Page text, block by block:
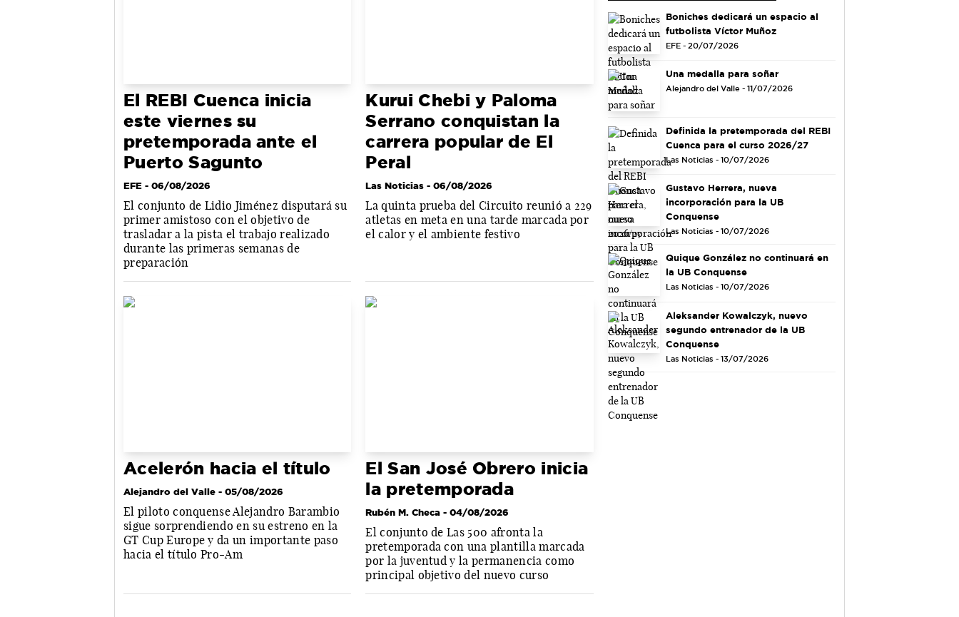
El REBI Cuenca inicia
este viernes su
pretemporada ante el
Puerto Sagunto
EFE - 06/08/2026
El conjunto de Lidio Jiménez disputará su
primer amistoso con el objetivo de
trasladar a la pista el trabajo realizado
durante las primeras semanas de
preparación
Kurui Chebi y Paloma
Serrano conquistan la
carrera popular de El
Peral
Las Noticias - 06/08/2026
La quinta prueba del Circuito reunió a 229
atletas en meta en una tarde marcada por
el calor y el ambiente festivo
Acelerón hacia el título
Alejandro del Valle - 05/08/2026
El piloto conquense Alejandro Barambio
sigue sorprendiendo en su estreno en la
GT Cup Europe y da un importante paso
hacia el título Pro-Am
El San José Obrero inicia
la pretemporada
Rubén M. Checa - 04/08/2026
El conjunto de Las 500 afronta la
pretemporada con una plantilla marcada
por la juventud y la permanencia como
principal objetivo del nuevo curso
Boniches dedicará un espacio al
futbolista Víctor Muñoz
EFE - 20/07/2026
Una medalla para soñar
Alejandro del Valle - 11/07/2026
Definida la pretemporada del REBI
Cuenca para el curso 2026/27
Las Noticias - 10/07/2026
Gustavo Herrera, nueva
incorporación para la UB
Conquense
Las Noticias - 10/07/2026
Quique González no continuará en
la UB Conquense
Las Noticias - 10/07/2026
Aleksander Kowalczyk, nuevo
segundo entrenador de la UB
Conquense
Las Noticias - 13/07/2026